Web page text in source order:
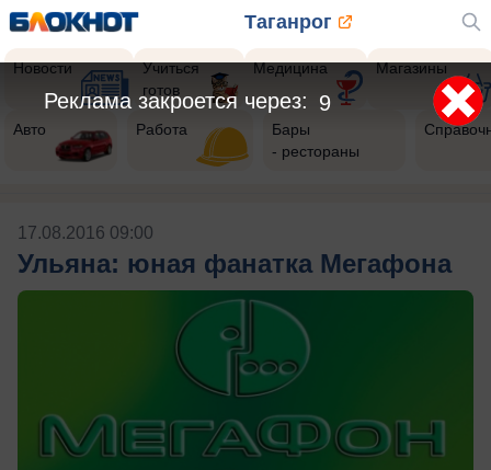
Таганрог
Новости
Учиться
готов
Медицина Магазины
Авто Работа
Бары
- рестораны
17.08.2016 09:00
Ульяна: юная фанатка Мегафона
9
Реклама закроется через: